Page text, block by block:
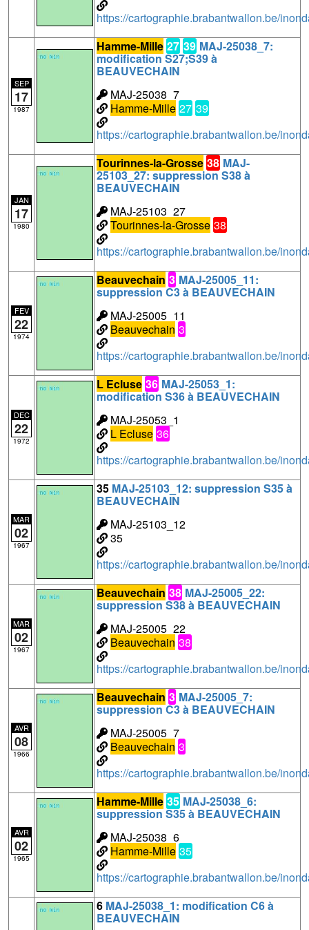
https://cartographie.brabantwallon.be/
SEP
17
1987
Hamme-Mille 27 39 MAJ-25038_7:
modification S27;S39 à
BEAUVECHAIN
MAJ-25038_7
Hamme-Mille 27 39
https://cartographie.brabantwallon.be/
JAN
17
1980
Tourinnes-la-Grosse 38 MAJ-
25103_27: suppression S38 à
BEAUVECHAIN
MAJ-25103_27
Tourinnes-la-Grosse 38
https://cartographie.brabantwallon.be/
FEV
22
1974
Beauvechain 3 MAJ-25005_11:
suppression C3 à BEAUVECHAIN
MAJ-25005_11
Beauvechain 3
https://cartographie.brabantwallon.be/
DEC
22
1972
L Ecluse 36 MAJ-25053_1:
modification S36 à BEAUVECHAIN
MAJ-25053_1
L Ecluse 36
https://cartographie.brabantwallon.be/
MAR
02
1967
35 MAJ-25103_12: suppression S35 à
BEAUVECHAIN
MAJ-25103_12
35
https://cartographie.brabantwallon.be/
MAR
02
1967
Beauvechain 38 MAJ-25005_22:
suppression S38 à BEAUVECHAIN
MAJ-25005_22
Beauvechain 38
https://cartographie.brabantwallon.be/
AVR
08
1966
Beauvechain 3 MAJ-25005_7:
suppression C3 à BEAUVECHAIN
MAJ-25005_7
Beauvechain 3
https://cartographie.brabantwallon.be/
AVR
02
1965
Hamme-Mille 35 MAJ-25038_6:
suppression S35 à BEAUVECHAIN
MAJ-25038_6
Hamme-Mille 35
https://cartographie.brabantwallon.be/
6 MAJ-25038_1: modification C6 à
BEAUVECHAIN